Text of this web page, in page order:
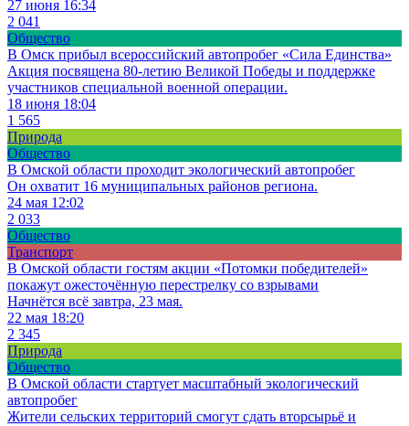
27 июня 16:34
2 041
Общество
В Омск прибыл всероссийский автопробег «Сила Единства»
Акция посвящена 80-летию Великой Победы и поддержке
участников специальной военной операции.
18 июня 18:04
1 565
Природа
Общество
В Омской области проходит экологический автопробег
Он охватит 16 муниципальных районов региона.
24 мая 12:02
2 033
Общество
Транспорт
В Омской области гостям акции «Потомки победителей»
покажут ожесточённую перестрелку со взрывами
Начнётся всё завтра, 23 мая.
22 мая 18:20
2 345
Природа
Общество
В Омской области стартует масштабный экологический
автопробег
Жители сельских территорий смогут сдать вторсырьё и